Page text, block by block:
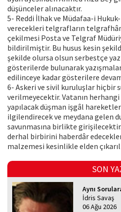
düşünceler alınacaktır.
5- Reddi İlhak ve Müdafaa-i
verecekleri telgrafların
çekilmesi Posta ve Telgraf
bildirilmiştir. Bu husus kesin
şekilde olursa olsun serbestçe
gösterilerde bulunarak
edilinceye kadar gösterilere
6- Askeri ve sivil kuruluşlar hiçbir
verilmeyecektir. Vatanın
yapılacak düşman işgâl
ilgilendirecek ve meydana gelen
savunmasına birlikte
derhal birbirini haberdâr
malzemesi kesinlikle elden
SON
Aynı
İdris Savaş
06 Ağu 2026